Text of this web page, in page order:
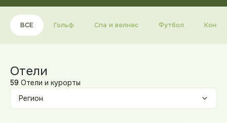
ВСЕ Гольф Спа и велнес Футбол
Отели
59 Отели и курорты